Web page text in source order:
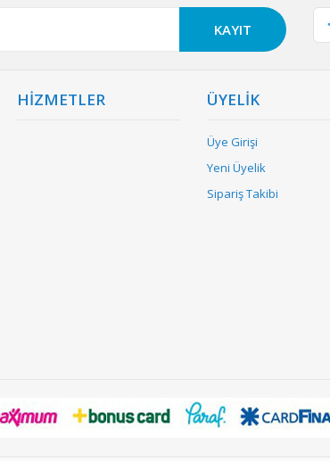
KAYIT
HİZMETLER ÜYELİK
Üye Girişi
Yeni Üyelik
Sipariş Takibi